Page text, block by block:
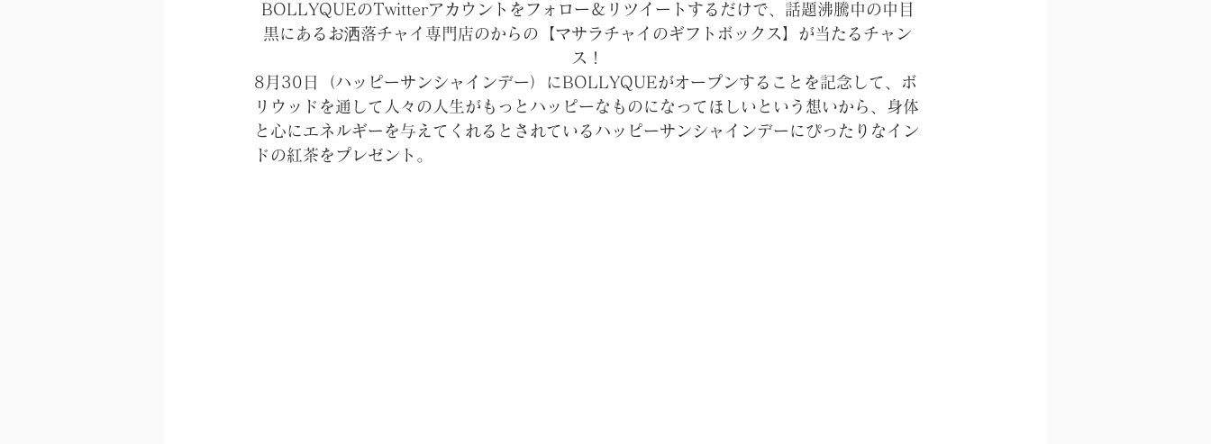
BOLLYQUEのTwitterアカウントをフォロー＆リツイートするだけで、話題沸騰中の中目
黒にあるお洒落チャイ専門店のからの【マサラチャイのギフトボックス】が当たるチャン
ス！
8月30日（ハッピーサンシャインデー）にBOLLYQUEがオープンすることを記念して、ボ
リウッドを通して人々の人生がもっとハッピーなものになってほしいという想いから、身体
と心にエネルギーを与えてくれるとされているハッピーサンシャインデーにぴったりなイン
ドの紅茶をプレゼント。